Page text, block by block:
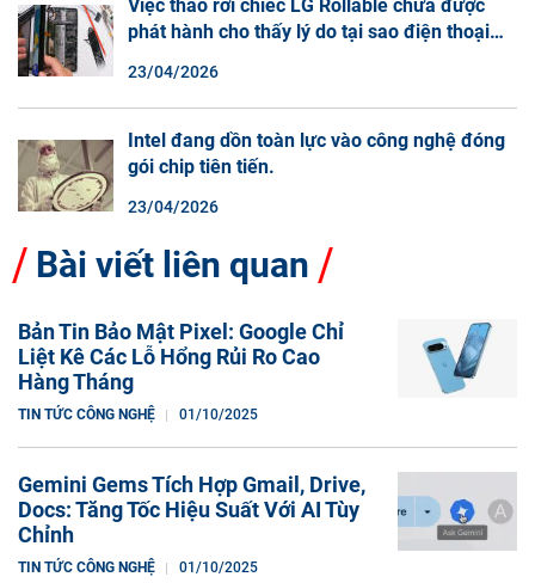
Việc tháo rời chiếc LG Rollable chưa được
phát hành cho thấy lý do tại sao điện thoại
23/04/2026
Intel đang dồn toàn lực vào công nghệ đóng
gói chip tiên tiến.
23/04/2026
Bài viết liên quan
Bản Tin Bảo Mật Pixel: Google Chỉ
Liệt Kê Các Lỗ Hổng Rủi Ro Cao
Hàng Tháng
TIN TỨC CÔNG NGHỆ 01/10/2025
Gemini Gems Tích Hợp Gmail, Drive,
Docs: Tăng Tốc Hiệu Suất Với AI Tùy
Chỉnh
TIN TỨC CÔNG NGHỆ 01/10/2025